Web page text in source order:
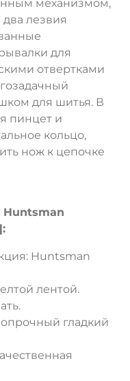
механизмом,
лезвия
для
отвертками
для шитья. В
пинцет и
кольцо,
нож к цепочке
Huntsman
лентой.
гладкий